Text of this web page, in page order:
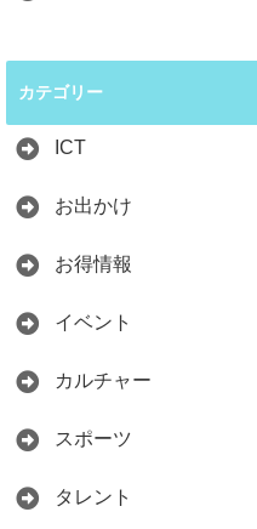
カテゴリー
ICT
お出かけ
お得情報
イベント
カルチャー
スポーツ
タレント